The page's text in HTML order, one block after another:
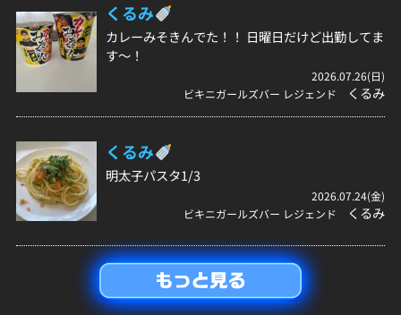
くるみ
カレーみそきんでた！！ 日曜日だけど出勤してま
す～！
2026.07.26(日)
ビキニガールズバー レジェンド
くるみ
くるみ
明太子パスタ1/3
2026.07.24(金)
ビキニガールズバー レジェンド
くるみ